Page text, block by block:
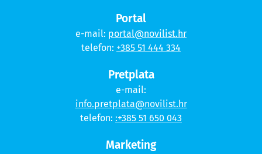
Portal
e-mail: portal@novilist.hr
telefon: +385 51 444 334
Pretplata
e-mail:
info.pretplata@novilist.hr
telefon: :+385 51 650 043
Marketing